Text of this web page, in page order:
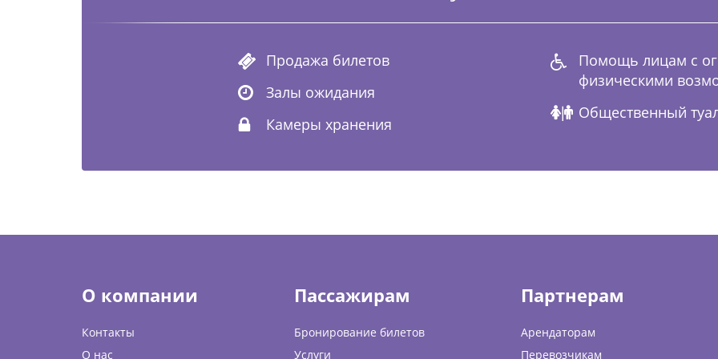
Продажа билетов
Залы ожидания
Камеры хранения
Помощь лицам с
физическими
Общественный
О компании
Контакты
О нас
Пассажирам
Бронирование билетов
Услуги
Партнерам
Арендаторам
Перевозчикам